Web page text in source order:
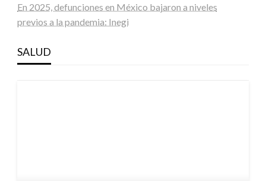
En 2025, defunciones en México bajaron a niveles
previos a la pandemia: Inegi
SALUD